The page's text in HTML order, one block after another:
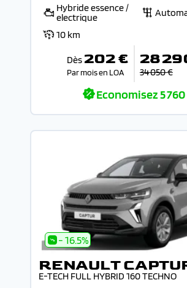
Hybride essence /
electrique
10 km
Dès 202 €
Par mois en LOA
28
34 050 €
Economisez5
- 16.5%
RENAULT
E-TECH FULL HYBRID 160 TECHNO